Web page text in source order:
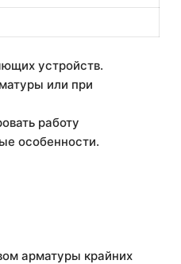
устройств.
или при
работу
особенности.
арматуры крайних